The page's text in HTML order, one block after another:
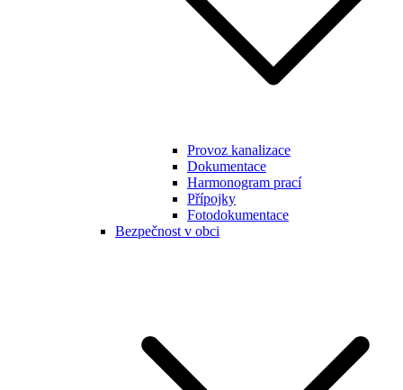
Provoz kanalizace
Dokumentace
Harmonogram prací
Přípojky
Fotodokumentace
Bezpečnost v obci